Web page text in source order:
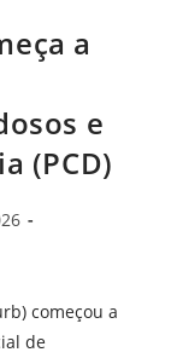
a
e
(PCD)
começou a
de